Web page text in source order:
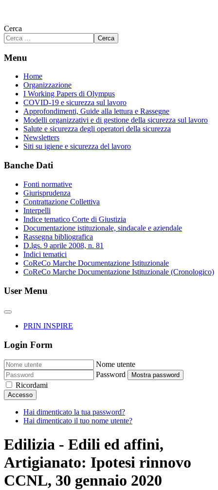
Cerca
Cerca
Menu
Home
Organizzazione
I Working Papers di Olympus
COVID-19 e sicurezza sul lavoro
Approfondimenti, Guide alla lettura e Rassegne
Modelli organizzativi e di gestione della sicurezza sul lavoro
Salute e sicurezza degli operatori della sicurezza
Newsletters
Siti su igiene e sicurezza del lavoro
Banche Dati
Fonti normative
Giurisprudenza
Contrattazione Collettiva
Interpelli
Indice tematico Corte di Giustizia
Documentazione istituzionale, sindacale e aziendale
Rassegna bibliografica
D.lgs. 9 aprile 2008, n. 81
Indici tematici
CoReCo Marche Documentazione Istituzionale
CoReCo Marche Documentazione Istituzionale (Cronologico)
User Menu
PRIN INSPIRE
Login Form
Nome utente
Password
Mostra password
Ricordami
Accesso
Hai dimenticato la tua password?
Hai dimenticato il tuo nome utente?
Edilizia - Edili ed affini,
Artigianato: Ipotesi rinnovo
CCNL, 30 gennaio 2020